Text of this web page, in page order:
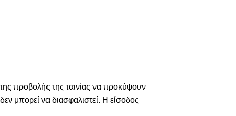
προβολής της ταινίας να προκύψουν
μπορεί να διασφαλιστεί. Η είσοδος